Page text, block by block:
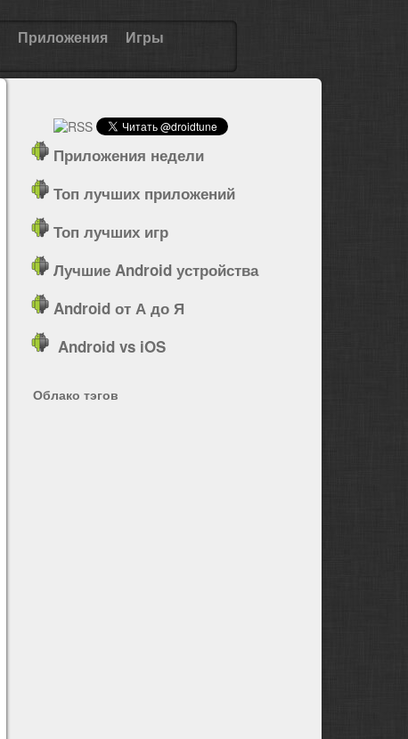
Приложения Игры
Приложения недели
Топ лучших приложений
Топ лучших игр
Лучшие Android устройства
Android от А до Я
Android vs iOS
Облако тэгов